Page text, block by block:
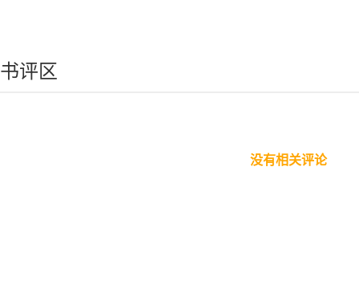
书评区
没有相关评论